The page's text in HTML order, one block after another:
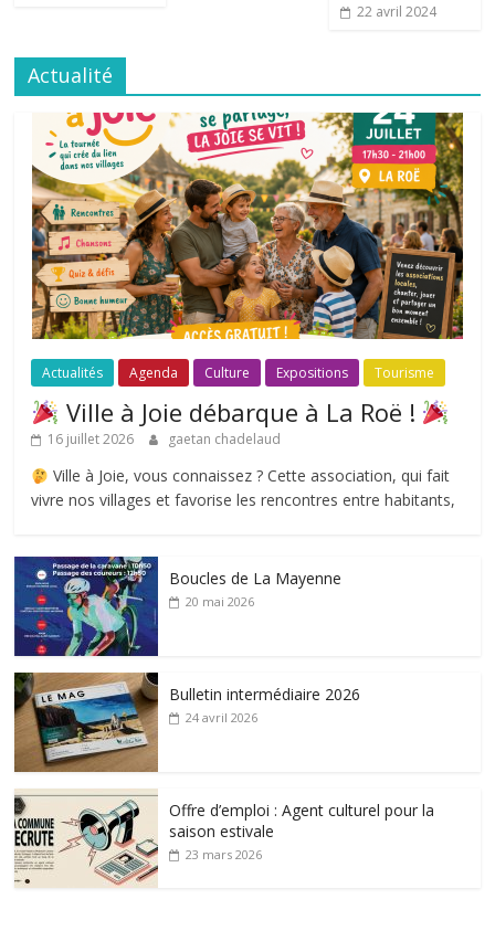
22 avril 2024
Actualité
Actualités Agenda Culture Expositions Tourisme
Ville à Joie débarque à La Roë !
16 juillet 2026 gaetan chadelaud
Ville à Joie, vous connaissez ? Cette association, qui fait
vivre nos villages et favorise les rencontres entre habitants,
Boucles de La Mayenne
20 mai 2026
Bulletin intermédiaire 2026
24 avril 2026
Offre d’emploi : Agent culturel pour la
saison estivale
23 mars 2026